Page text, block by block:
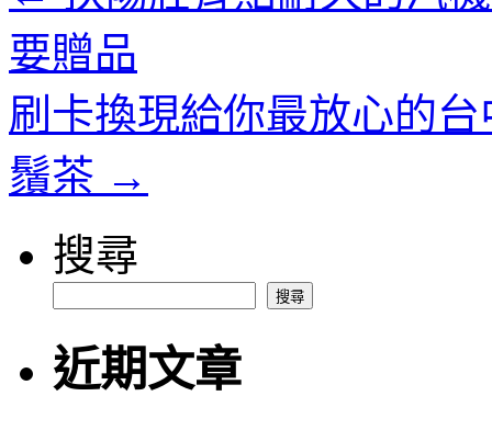
要贈品
刷卡換現給你最放心的
鬚茶 →
搜尋
搜尋
近期文章